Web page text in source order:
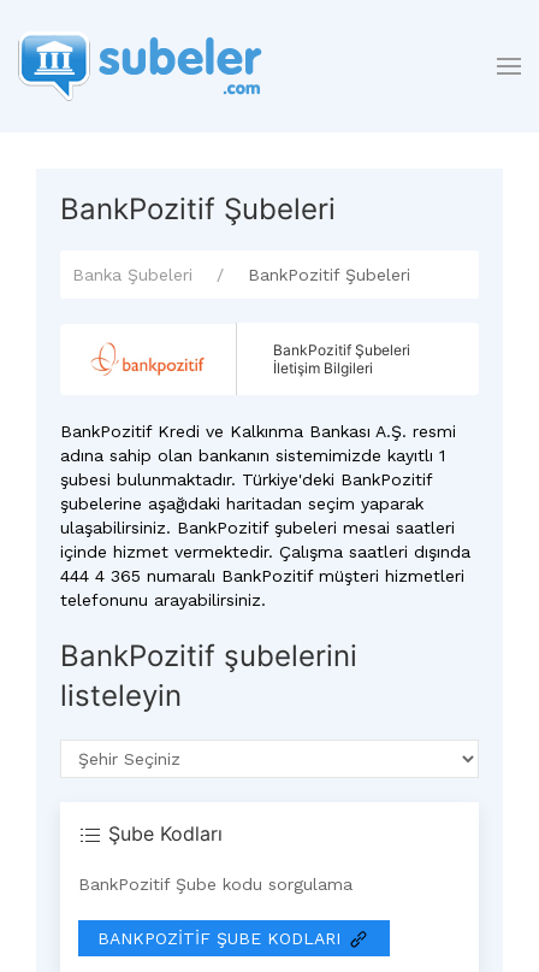
BankPozitif Şubeleri
Banka Şubeleri BankPozitif Şubeleri
BankPozitif Şubeleri
İletişim Bilgileri
BankPozitif Kredi ve Kalkınma Bankası A.Ş. resmi
adına sahip olan bankanın sistemimizde kayıtlı 1
şubesi bulunmaktadır. Türkiye'deki BankPozitif
şubelerine aşağıdaki haritadan seçim yaparak
ulaşabilirsiniz. BankPozitif şubeleri mesai saatleri
içinde hizmet vermektedir. Çalışma saatleri dışında
444 4 365 numaralı BankPozitif müşteri hizmetleri
telefonunu arayabilirsiniz.
BankPozitif şubelerini
listeleyin
Şube Kodları
BankPozitif Şube kodu sorgulama
BANKPOZITIF ŞUBE KODLARI